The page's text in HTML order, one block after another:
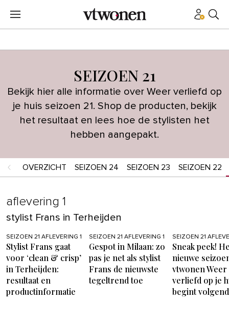
SEIZOEN 21
Bekijk hier alle informatie over Weer verliefd op
je huis seizoen 21. Shop de producten, bekijk
het resultaat en lees hoe de stylisten het
hebben aangepakt.
OVERZICHT SEIZOEN 24 SEIZOEN 23 SEIZOEN 22
aflevering 1
stylist Frans in Terheijden
SEIZOEN 21 AFLEVERING 1
Stylist Frans gaat
voor ‘clean & crisp’
in Terheijden:
resultaat en
productinformatie
SEIZOEN 21 AFLEVERING 1
Gespot in Milaan: zo
pas je net als stylist
Frans de nieuwste
tegeltrend toe
SEIZOEN 21
Sneak peek!
nieuwe
vtwonen Weer
verliefd op je
begint